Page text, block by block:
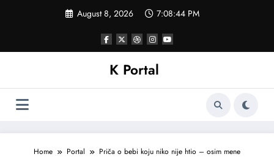
August 8, 2026 7:08:47 PM
K Portal
Home Portal Priča o bebi koju niko nije htio – osim mene